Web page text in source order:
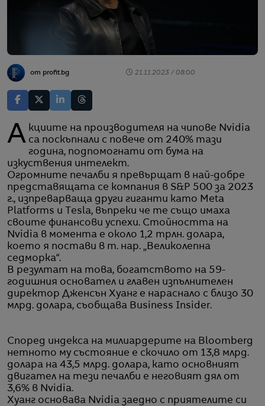
от profit.bg 21.11.2023 / 08:00
Акциите на производителя на чипове Nvidia са поскъпнали с повече от 240% тази
година, подпомогнати от бума на
изкуствения интелект.
Огромните печалби я превърщат в най-добре
представящата се компания в S&P 500 за 2023
г., изпреварваща други гиганти като Meta
Platforms и Tesla, въпреки че те също имаха
своите финансови успехи. Стойността на
Nvidia в момента е около 1,2 трлн. долара,
което я постави в т. нар. „Великолепна
седморка“.
В резултат на това, богатството на 59-
годишния основател и главен изпълнителен
директор Дженсън Хуанг е нараснало с близо 30
млрд. долара, съобщава Business Insider.
Според индекса на милиардерите на Bloomberg
нетното му състояние е скочило от 13,8 млрд.
долара на 43,5 млрд. долара, като основният
двигател на тези печалби е неговият дял от
3,6% в Nvidia.
Хуанг основава Nvidia заедно с приятелите си